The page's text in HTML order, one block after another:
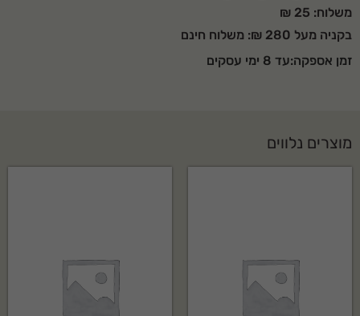
משלוח: 25 ₪
בקניה מעל 280 ₪: משלוח חינם
זמן אספקה:עד 8 ימי עסקים
מוצרים נלווים